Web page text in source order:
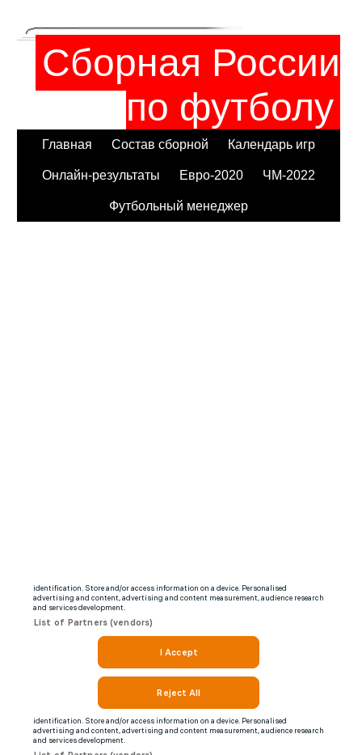
Сборная России
по футболу
Главная Состав сборной Календарь игр
Онлайн-результаты Евро-2020 ЧМ-2022
Футбольный менеджер